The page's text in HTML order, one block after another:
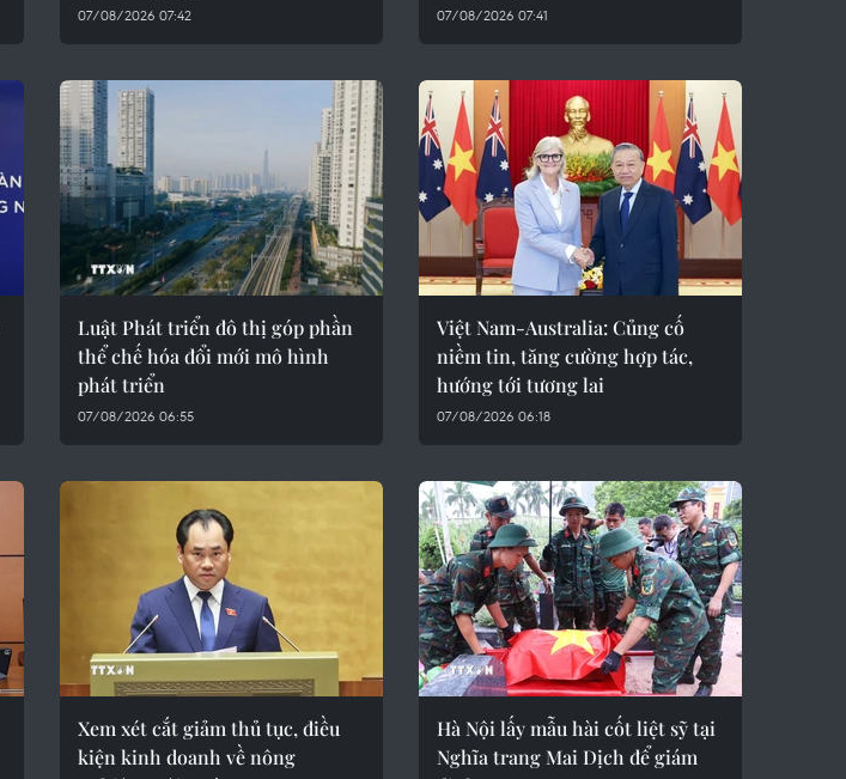
07/08/2026 07:42 07/08/2026 07:41
Luật Phát triển đô thị góp phần
thể chế hóa đổi mới mô hình
phát triển
07/08/2026 06:55
Việt Nam-Australia: Củng cố
niềm tin, tăng cường hợp tác,
hướng tới tương lai
07/08/2026 06:18
Xem xét cắt giảm thủ tục, điều
kiện kinh doanh về nông
Hà Nội lấy mẫu hài cốt liệt sỹ tại
Nghĩa trang Mai Dịch để giám